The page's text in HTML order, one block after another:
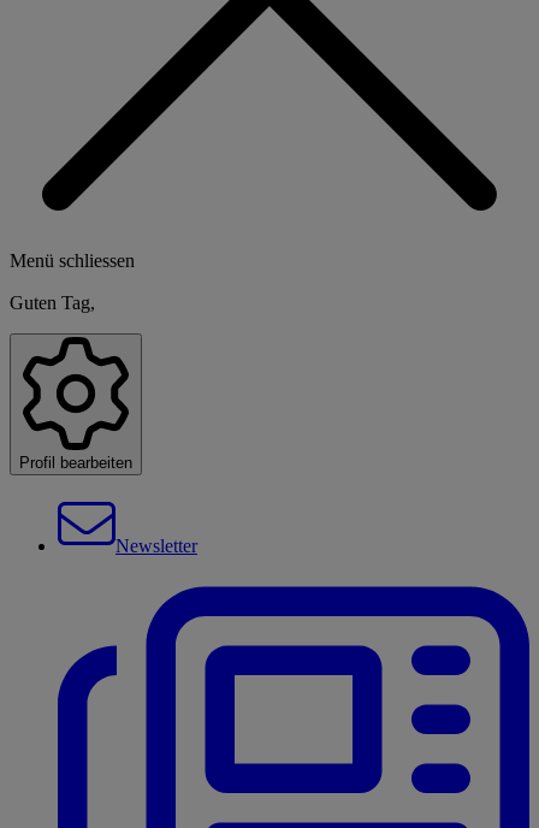
Menü schliessen
Guten Tag,
Profil bearbeiten
Newsletter